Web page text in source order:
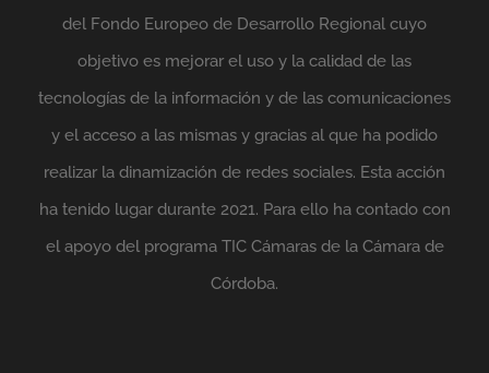
del Fondo Europeo de Desarrollo Regional cuyo
objetivo es mejorar el uso y la calidad de las
tecnologías de la información y de las comunicaciones
y el acceso a las mismas y gracias al que ha podido
realizar la dinamización de redes sociales. Esta acción
ha tenido lugar durante 2021. Para ello ha contado con
el apoyo del programa TIC Cámaras de la Cámara de
Córdoba.